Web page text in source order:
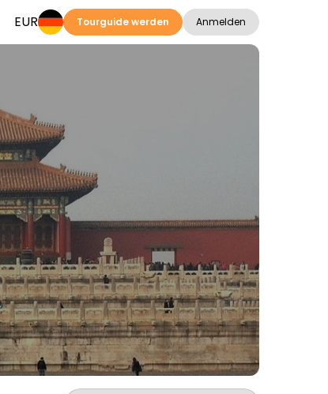
EUR Tourguide werden Anmelden